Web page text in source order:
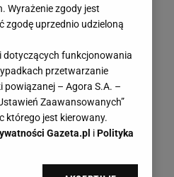
Wyrażenie zgody jest
zgodę uprzednio udzieloną
dotyczących funkcjonowania
przetwarzanie
powiązanej – Agora S.A. –
Zaawansowanych”
którego jest kierowany.
Gazeta.pl iPolityka